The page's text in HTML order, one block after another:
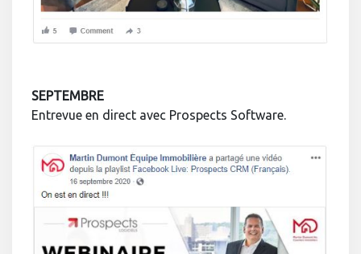
SEPTEMBRE
Entrevue en direct avec Prospects Software.